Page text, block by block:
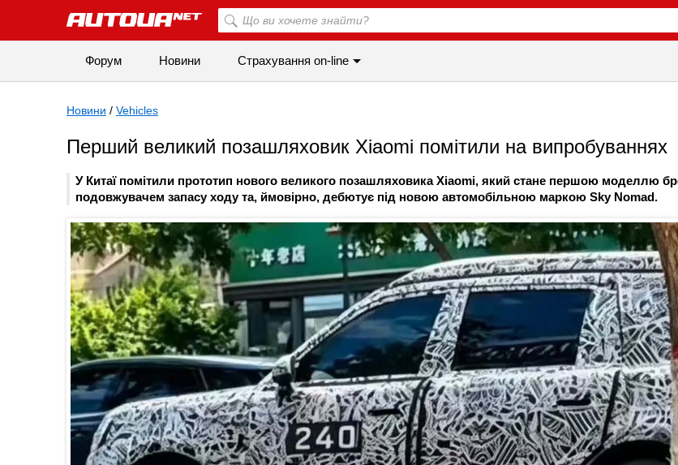
Форум Новини Страхування on-line
Новини / Vehicles
Перший великий позашляховик Xiaomi помітили на випробуваннях
У Китаї помітили прототип нового великого позашляховика Xiaomi, який стане першою моделлю
подовжувачем запасу ходу та, ймовірно, дебютує під новою автомобільною маркою Sky Nomad.